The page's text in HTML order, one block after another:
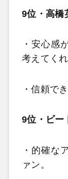
9位・高橋
・安心感
考えてくれ
・信頼で
9位・ビー
・的確な
ァン。